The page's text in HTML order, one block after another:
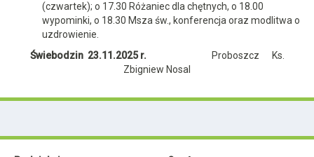
(czwartek); o 17.30 Różaniec dla chętnych, o 18.00
wypominki, o 18.30 Msza św., konferencja oraz modlitwa o
uzdrowienie.
Świebodzin 23.11.2025 r. Proboszcz Ks.
Zbigniew Nosal